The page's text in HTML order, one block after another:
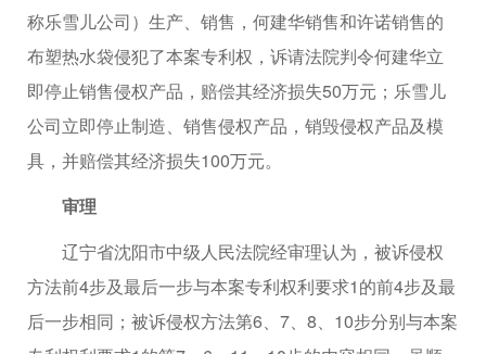
称乐雪儿公司）生产、销售，何建华销售和许诺销售的
布塑热水袋侵犯了本案专利权，诉请法院判令何建华立
即停止销售侵权产品，赔偿其经济损失50万元；乐雪儿
公司立即停止制造、销售侵权产品，销毁侵权产品及模
具，并赔偿其经济损失100万元。
审理
辽宁省沈阳市中级人民法院经审理认为，被诉侵权
方法前4步及最后一步与本案专利权利要求1的前4步及最
后一步相同；被诉侵权方法第6、7、8、10步分别与本案